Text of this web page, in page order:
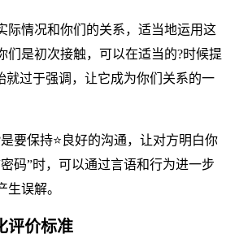
际情况和你们的关系，适当地运用这
们是初次接触，可以在适当的?时候提
就过于强调，让它成为你们关系的一
要保持⭐良好的沟通，让对方明白你
码”时，可以通过言语和行为进一步
误解。
评价标准